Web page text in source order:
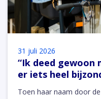
31 juli 2026
“Ik deed gewoon
er iets heel
Toen haar naam door